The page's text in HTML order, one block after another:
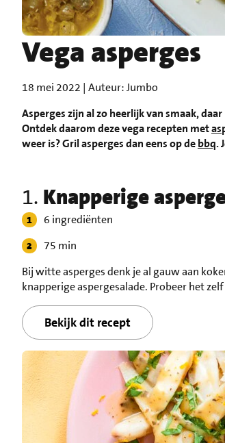
Vega asperges
18 mei 2022 | Auteur: Jumbo
Asperges zijn al zo heerlijk van smaak,
Ontdek daarom deze vega recepten met
weer is? Gril asperges dan eens op debbq.
1. Knapperige
6 ingrediënten
75 min
Bij witte asperges denk je al gauw aan
knapperige aspergesalade. Probeer het
Bekijk dit recept